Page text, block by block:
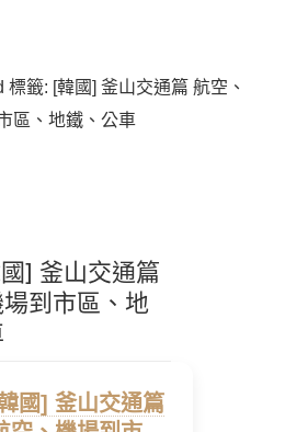
標籤: [韓國] 釜山交通篇 航空、
區、地鐵、公車
] 釜山交通篇
到市區、地
國] 釜山交通篇